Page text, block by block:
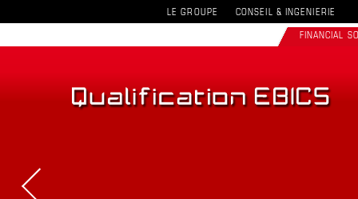
LE GROUPE CONSEIL & INGENIERIE
FINANCIAL